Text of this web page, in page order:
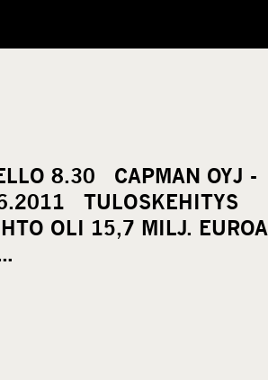
8.30 CAPMAN OYJ -
TULOSKEHITYS
OLI 15,7 MILJ. EUROA